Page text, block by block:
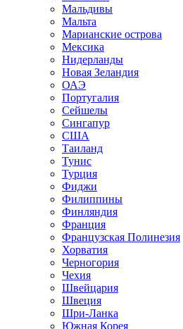
Мальдивы
Мальта
Марианские острова
Мексика
Нидерланды
Новая Зеландия
ОАЭ
Португалия
Сейшелы
Сингапур
США
Таиланд
Тунис
Турция
Фиджи
Филиппины
Финляндия
Франция
Французская Полинезия
Хорватия
Черногория
Чехия
Швейцария
Швеция
Шри-Ланка
Южная Корея